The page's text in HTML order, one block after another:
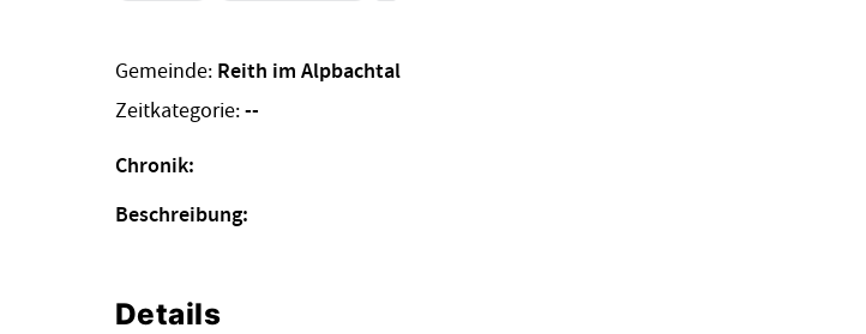
Gemeinde: Reith im Alpbachtal
Zeitkategorie:--
Chronik:
Beschreibung:
Details